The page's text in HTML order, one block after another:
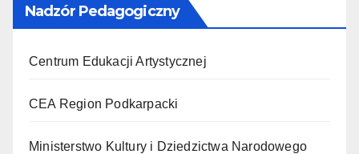
Nadzór Pedagogiczny
Centrum Edukacji Artystycznej
CEA Region Podkarpacki
Ministerstwo Kultury i Dziedzictwa Narodowego